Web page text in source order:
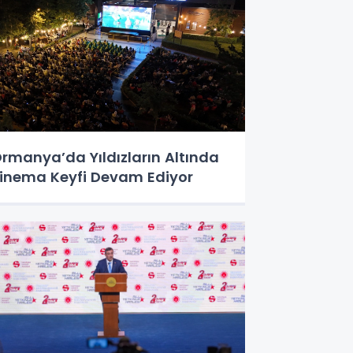
Yıldızların Altında
Keyfi Devam Ediyor